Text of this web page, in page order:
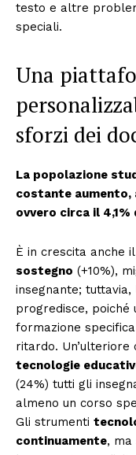
testo e altre
speciali.
Una
sforzi dei
La popolazione
costante aumento,
ovvero circa il
È in crescita anche
sostegno (+10%),
insegnante; tuttavia,
progredisce, poiché
formazione
ritardo. Un’ulteriore
tecnologie
(24%) tutti gli
almeno un corso
Gli strumenti
continuamente, ma